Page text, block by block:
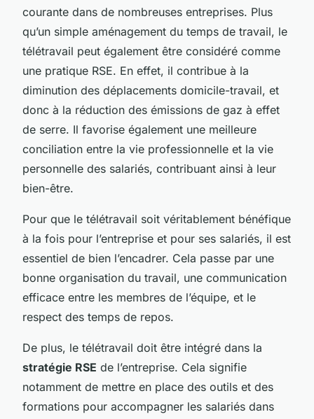
courante dans de nombreuses entreprises. Plus
qu’un simple aménagement du temps de travail, le
télétravail peut également être considéré comme
une pratique RSE. En effet, il contribue à la
diminution des déplacements domicile-travail, et
donc à la réduction des émissions de gaz à effet
de serre. Il favorise également une meilleure
conciliation entre la vie professionnelle et la vie
personnelle des salariés, contribuant ainsi à leur
bien-être.
Pour que le télétravail soit véritablement bénéfique
à la fois pour l’entreprise et pour ses salariés, il est
essentiel de bien l’encadrer. Cela passe par une
bonne organisation du travail, une communication
efficace entre les membres de l’équipe, et le
respect des temps de repos.
De plus, le télétravail doit être intégré dans la
stratégie RSE de l’entreprise. Cela signifie
notamment de mettre en place des outils et des
formations pour accompagner les salariés dans